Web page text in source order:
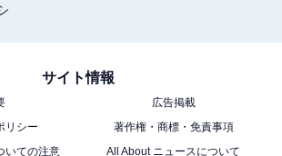
サイト情報
広告掲載
リシー
著作権・商標・免責事項
いての注意
All About ニュースについて